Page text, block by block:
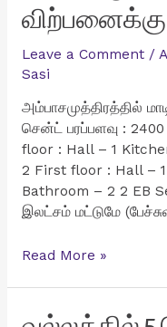
விற்பனைக்கு
Leave a Comment /
Sasi
அம்பாசமுத்திரத்தில்
சென்ட் பரப்பளவு : 2400
floor : Hall – 1
2 First floor : Hall –
Bathroom – 2 2 EB
இலட்சம் மட்டுமே
அம்பாசமுத்திரத்தில்
விற்பனைக்கு
Read More »